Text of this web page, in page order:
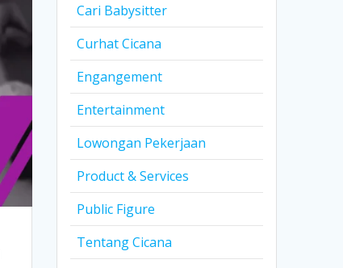
Cari Babysitter
Curhat Cicana
Engangement
Entertainment
Lowongan Pekerjaan
Product & Services
Public Figure
Tentang Cicana